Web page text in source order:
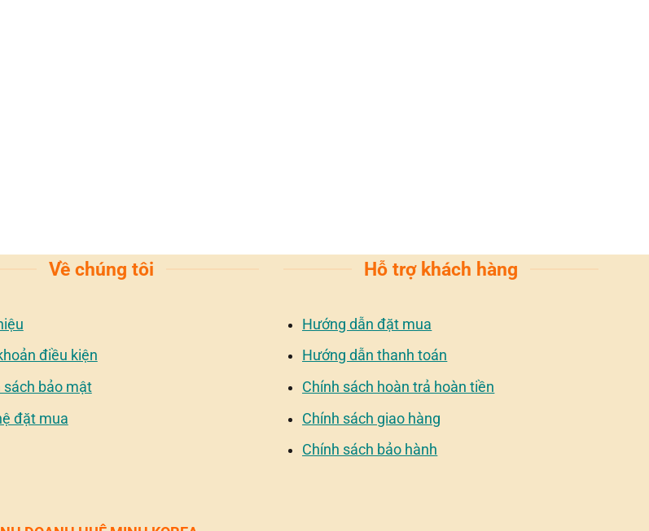
Về chúng tôi
điều kiện
sách bảo mật
đặt mua
Hỗ trợ khách hàng
Hướng dẫn đặt mua
Hướng dẫn thanh toán
Chính sách hoàn trả hoàn tiền
Chính sách giao hàng
Chính sách bảo hành